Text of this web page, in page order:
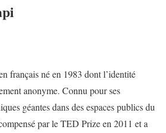
français né en 1983 dont l’identité
anonyme. Connu pour ses
géantes dans des espaces publics du
par le TED Prize en 2011 et a